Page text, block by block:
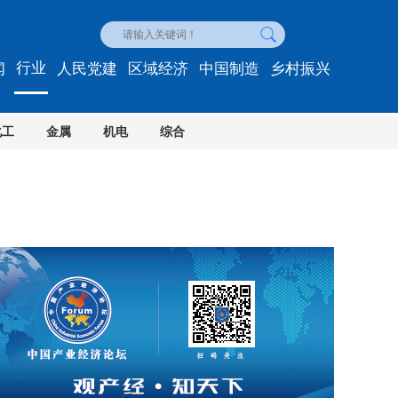
行业
金属 机电 综合
人民党建 区域经济 中国制造 乡村振兴